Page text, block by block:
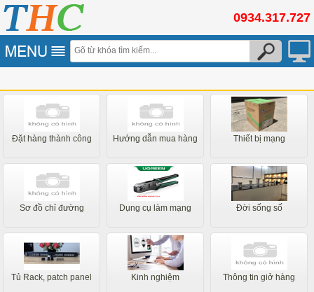
0934.317.727
Đặt hàng thành công Hướng dẫn mua hàng Thiết bị mạng
Sơ đồ chỉ đường Dụng cụ làm mạng Đời sống số
Tủ Rack, patch panel Kinh nghiệm Thông tin giở hàng